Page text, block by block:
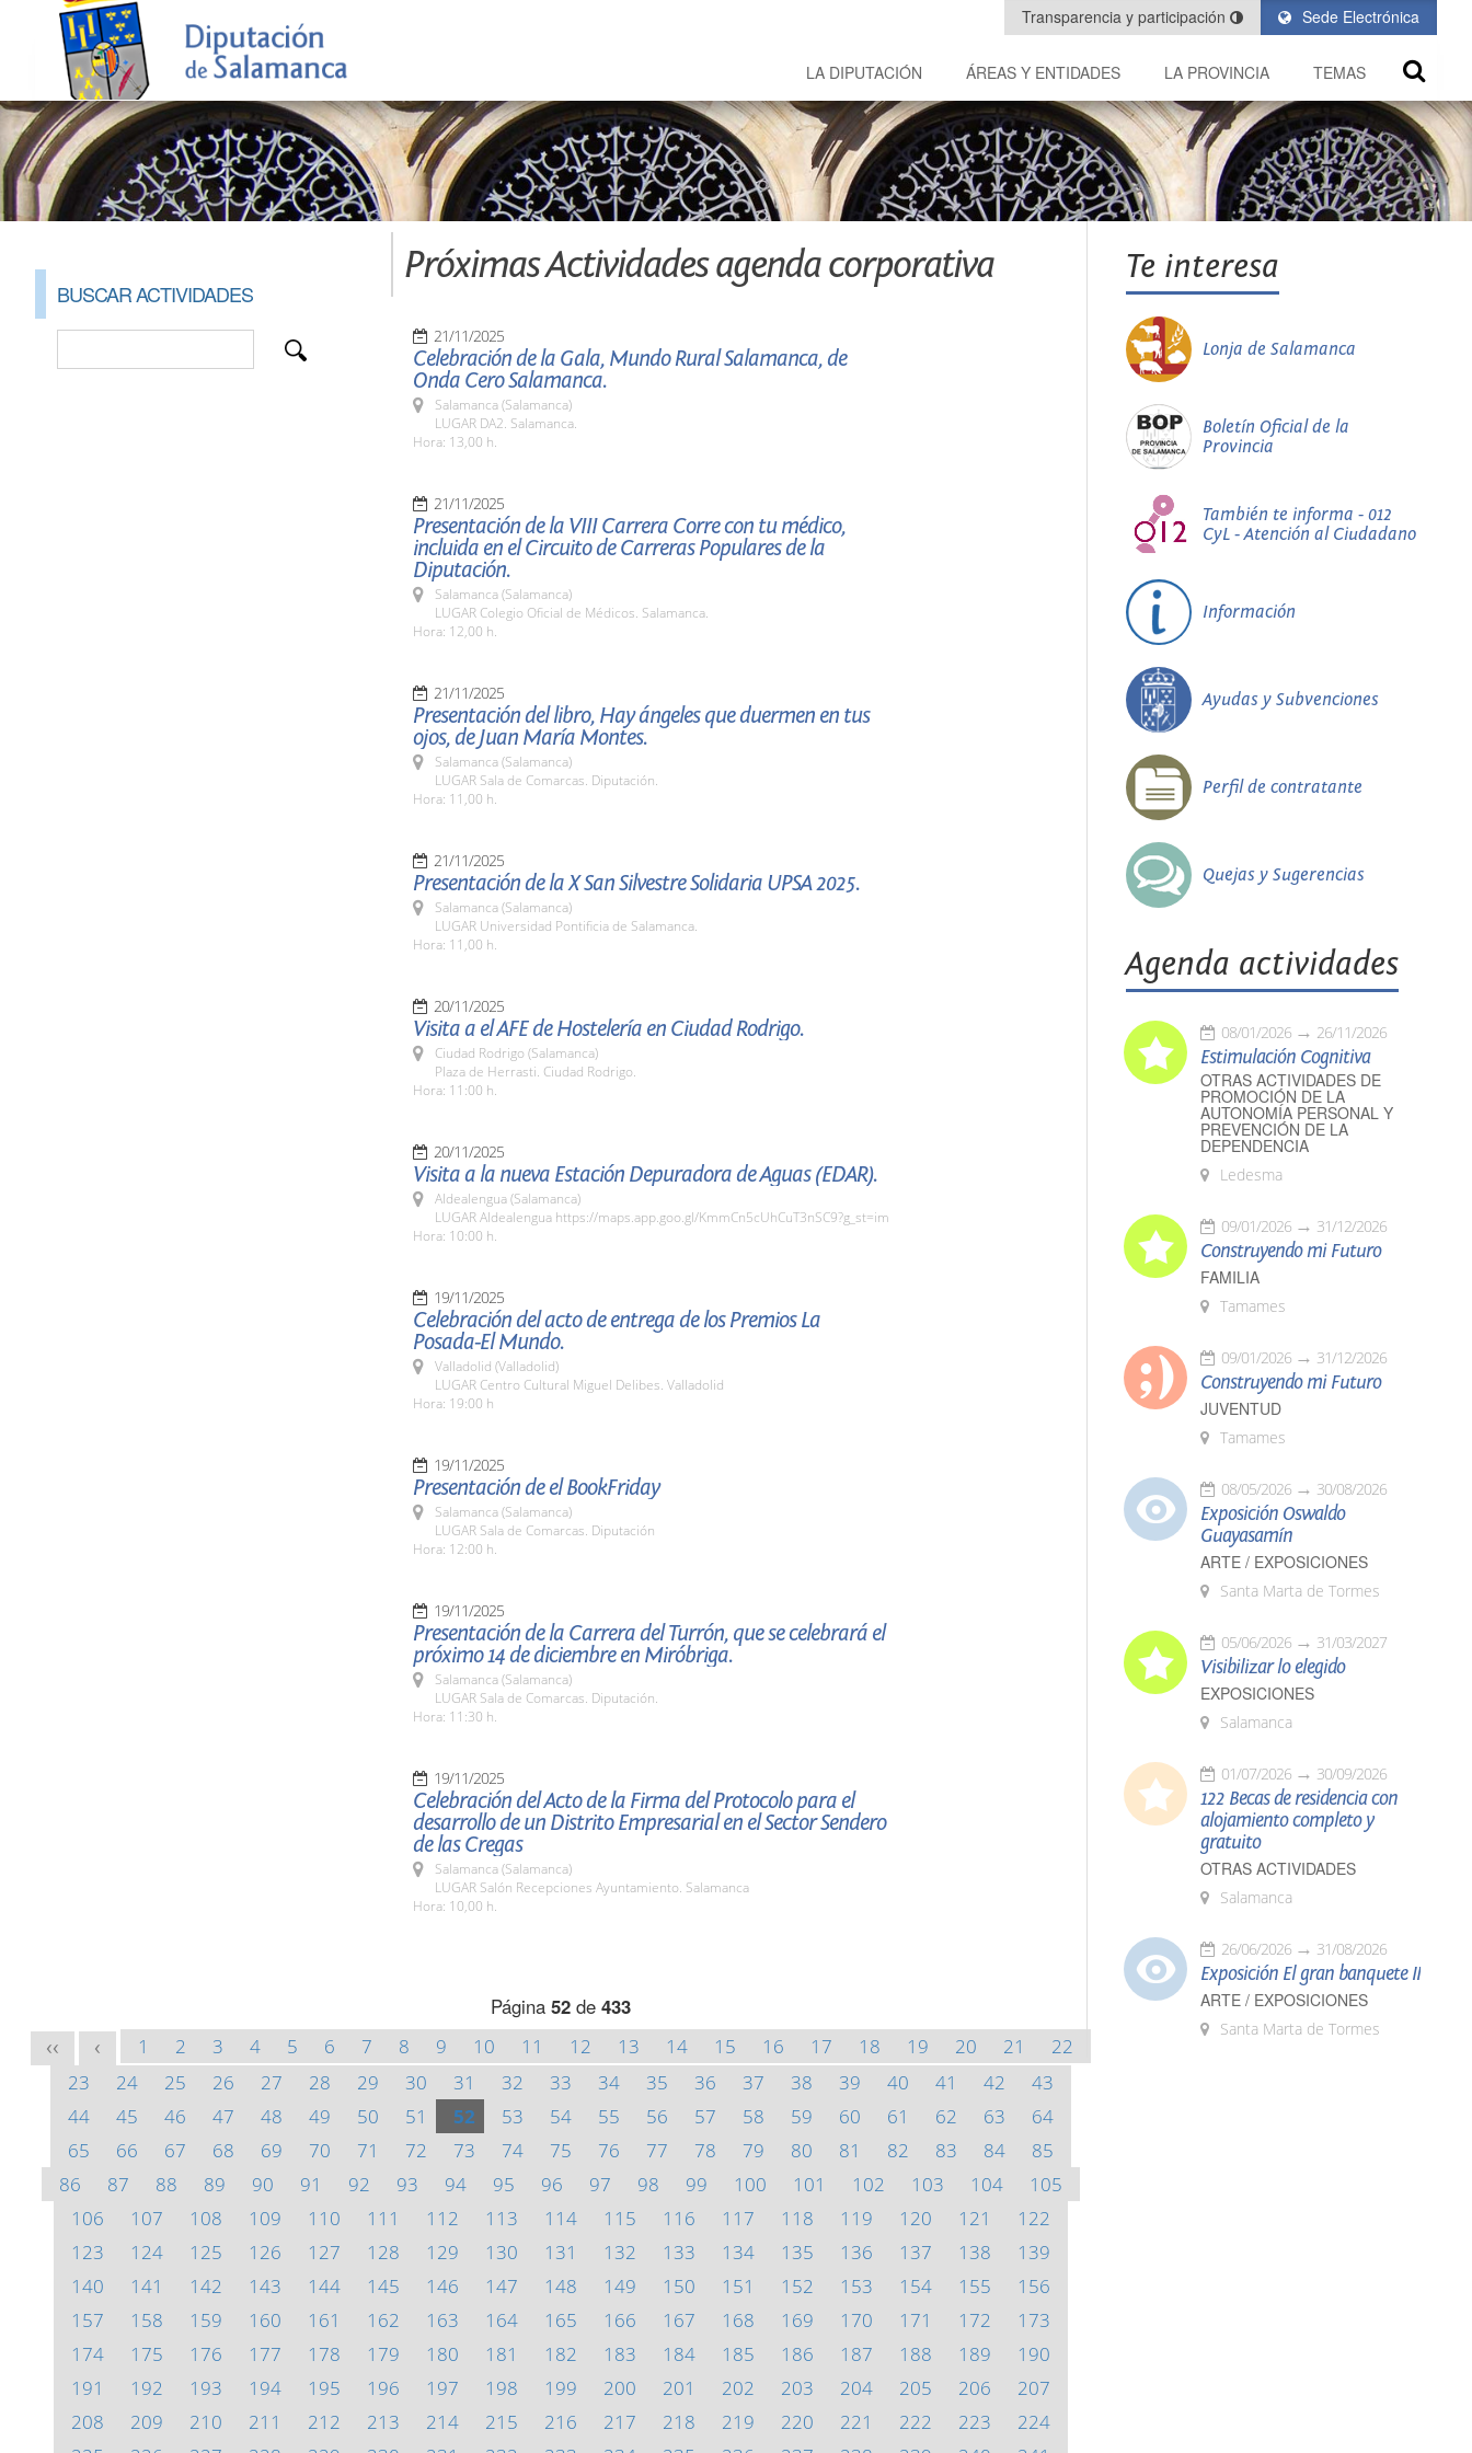
Sede Electrónica
Transparencia y participación
LA DIPUTACIÓN ÁREAS Y ENTIDADES LA PROVINCIA TEMAS
BUSCAR ACTIVIDADES
Próximas Actividades agenda corporativa
21/11/2025
Celebración de la Gala, Mundo Rural Salamanca, de
Onda Cero Salamanca.
Salamanca (Salamanca)
LUGAR DA2. Salamanca.
Hora: 13,00 h.
21/11/2025
Presentación de la VIII Carrera Corre con tu médico,
incluida en el Circuito de Carreras Populares de la
Diputación.
Salamanca (Salamanca)
LUGAR Colegio Oficial de Médicos. Salamanca.
Hora: 12,00 h.
21/11/2025
Presentación del libro, Hay ángeles que duermen en tus
ojos, de Juan María Montes.
Salamanca (Salamanca)
LUGAR Sala de Comarcas. Diputación.
Hora: 11,00 h.
21/11/2025
Presentación de la X San Silvestre Solidaria UPSA 2025.
Salamanca (Salamanca)
LUGAR Universidad Pontificia de Salamanca.
Hora: 11,00 h.
20/11/2025
Visita a el AFE de Hostelería en Ciudad Rodrigo.
Ciudad Rodrigo (Salamanca)
Plaza de Herrasti. Ciudad Rodrigo.
Hora: 11:00 h.
20/11/2025
Visita a la nueva Estación Depuradora de Aguas (EDAR).
Aldealengua (Salamanca)
LUGAR Aldealengua https://maps.app.goo.gl/KmmCn5cUhCuT3nSC9?g_st=im
Hora: 10:00 h.
19/11/2025
Celebración del acto de entrega de los Premios La
Posada-El Mundo.
Valladolid (Valladolid)
LUGAR Centro Cultural Miguel Delibes. Valladolid
Hora: 19:00 h
19/11/2025
Presentación de el BookFriday
Salamanca (Salamanca)
LUGAR Sala de Comarcas. Diputación
Hora: 12:00 h.
19/11/2025
Presentación de la Carrera del Turrón, que se celebrará el
próximo 14 de diciembre en Miróbriga.
Salamanca (Salamanca)
LUGAR Sala de Comarcas. Diputación.
Hora: 11:30 h.
19/11/2025
Celebración del Acto de la Firma del Protocolo para el
desarrollo de un Distrito Empresarial en el Sector Sendero
de las Cregas
Salamanca (Salamanca)
LUGAR Salón Recepciones Ayuntamiento. Salamanca
Hora: 10,00 h.
Página 52 de 433
<< < 1 2 3 4 5 6 7 8 9 10 11 12 13 14 15 16 17 18 19 20 21
22
23
24 25 26 27 28 29 30 31 32 33 34 35 36 37 38 39 40 41 42
43
44
45 46 47 48 49 50 51 52 53 54 55 56 57 58 59 60 61 62 63
64
65
66 67 68 69 70 71 72 73 74 75 76 77 78 79 80 81 82 83 84
85
86
87 88 89 90 91 92 93 94 95 96 97 98 99 100 101 102 103 104
105
106
107 108 109 110 111 112 113 114 115 116 117 118 119 120 121
122
123
124 125 126 127 128 129 130 131 132 133 134 135 136 137 138
139
140
141 142 143 144 145 146 147 148 149 150 151 152 153 154 155
156
157
158 159 160 161 162 163 164 165 166 167 168 169 170 171 172
173
174
175 176 177 178 179 180 181 182 183 184 185 186 187 188 189
190
191
192 193 194 195 196 197 198 199 200 201 202 203 204 205 206
207
208
209 210 211 212 213 214 215 216 217 218 219 220 221 222 223
224
Te interesa
Lonja de Salamanca
Boletín Oficial de la
Provincia
También te informa - 012
CyL - Atención al Ciudadano
Información
Ayudas y Subvenciones
Perfil de contratante
Quejas y Sugerencias
Agenda actividades
08/01/2026 26/11/2026
Estimulación Cognitiva
OTRAS ACTIVIDADES DE
PROMOCIÓN DE LA
AUTONOMÍA PERSONAL Y
PREVENCIÓN DE LA
DEPENDENCIA
Ledesma
09/01/2026 31/12/2026
Construyendo mi Futuro
FAMILIA
Tamames
09/01/2026 31/12/2026
Construyendo mi Futuro
JUVENTUD
Tamames
08/05/2026 30/08/2026
Exposición Oswaldo
Guayasamín
ARTE / EXPOSICIONES
Santa Marta de Tormes
05/06/2026 31/03/2027
Visibilizar lo elegido
EXPOSICIONES
Salamanca
01/07/2026 30/09/2026
122 Becas de residencia con
alojamiento completo y
gratuito
OTRAS ACTIVIDADES
Salamanca
26/06/2026 31/08/2026
Exposición El gran banquete II
ARTE / EXPOSICIONES
Santa Marta de Tormes